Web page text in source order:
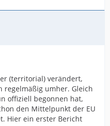
(territorial) verändert,
umher. Gleich
offiziell begonnen hat,
den Mittelpunkt der EU
Hier ein erster Bericht